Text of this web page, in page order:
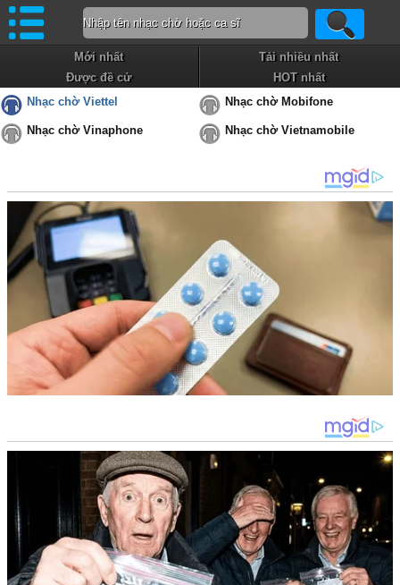
Mới nhất
Tải nhiều nhất
Được đề cử
HOT nhất
Nhạc chờ Viettel
Nhạc chờ Mobifone
Nhạc chờ Vinaphone Nhạc chờ Vietnamobile